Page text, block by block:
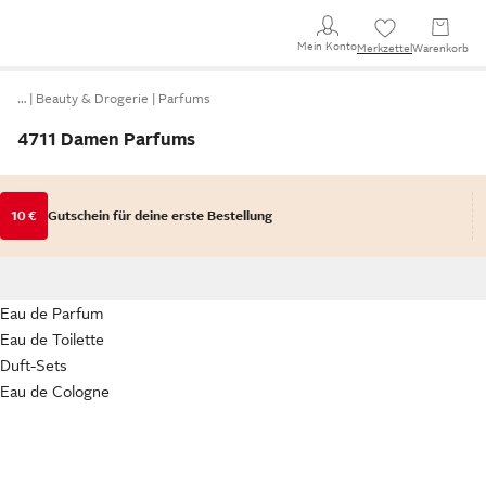
Mein KontoMerkzettel Warenkorb
… Beauty & Drogerie Parfums
4711 Damen Parfums
10 € Gutschein für deine erste Bestellung
Eau de Parfum
Eau de Toilette
Duft-Sets
Eau de Cologne